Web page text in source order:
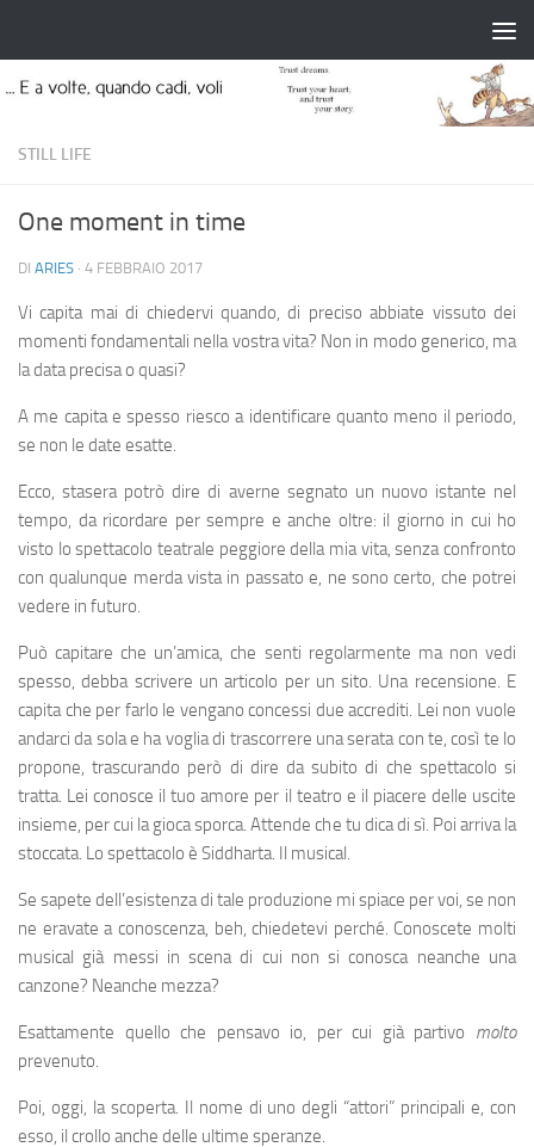
STILL LIFE
One moment in time
DI ARIES · 4 FEBBRAIO 2017
Vi capita mai di chiedervi quando, di preciso abbiate vissuto dei
momenti fondamentali nella vostra vita? Non in modo generico, ma
la data precisa o quasi?
A me capita e spesso riesco a identificare quanto meno il periodo,
se non le date esatte.
Ecco, stasera potrò dire di averne segnato un nuovo istante nel
tempo, da ricordare per sempre e anche oltre: il giorno in cui ho
visto lo spettacolo teatrale peggiore della mia vita, senza confronto
con qualunque merda vista in passato e, ne sono certo, che potrei
vedere in futuro.
Può capitare che un’amica, che senti regolarmente ma non vedi
spesso, debba scrivere un articolo per un sito. Una recensione. E
capita che per farlo le vengano concessi due accrediti. Lei non vuole
andarci da sola e ha voglia di trascorrere una serata con te, così te lo
propone, trascurando però di dire da subito di che spettacolo si
tratta. Lei conosce il tuo amore per il teatro e il piacere delle uscite
insieme, per cui la gioca sporca. Attende che tu dica di sì. Poi arriva la
stoccata. Lo spettacolo è Siddharta. Il musical.
Se sapete dell’esistenza di tale produzione mi spiace per voi, se non
ne eravate a conoscenza, beh, chiedetevi perché. Conoscete molti
musical già messi in scena di cui non si conosca neanche una
canzone? Neanche mezza?
Esattamente quello che pensavo io, per cui già partivo molto
prevenuto.
Poi, oggi, la scoperta. Il nome di uno degli “attori” principali e, con
esso, il crollo anche delle ultime speranze.